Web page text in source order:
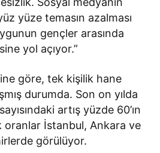
yüze temasın azalması
gençler arasında
yol açıyor.”
göre, tek kişilik hane
durumda. Son on yılda
artış yüzde 60’ın
oranlar İstanbul, Ankara ve
görülüyor.